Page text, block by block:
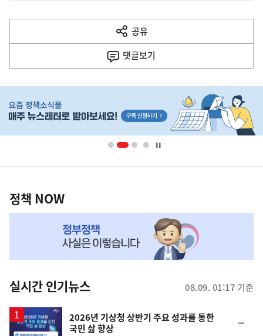
다
음
공유
열
기
댓글보기
단
영
책
NOW,
뉴
스
정책 NOW
실시간 인기뉴스 08.09. 01:17 기준
2026년 기상청 상반기 주요 성과를 통한
국민 삶 향상